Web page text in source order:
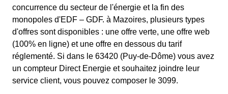
concurrence du secteur de l'énergie et la fin des
monopoles d'EDF – GDF. à Mazoires, plusieurs types
d'offres sont disponibles : une offre verte, une offre web
(100% en ligne) et une offre en dessous du tarif
réglementé. Si dans le 63420 (Puy-de-Dôme) vous avez
un compteur Direct Energie et souhaitez joindre leur
service client, vous pouvez composer le 3099.